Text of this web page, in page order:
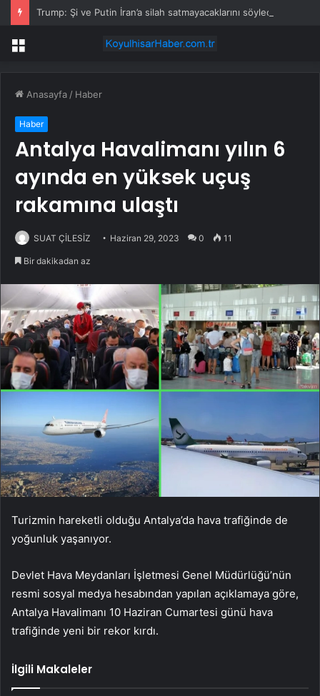
Trump: Şi ve Putin İran’a silah satmayacaklarını söyledi
Menü
Anasayfa / Haber
Haber
Antalya Havalimanı yılın 6
ayında en yüksek uçuş
rakamına ulaştı
SUAT ÇİLESİZ Haziran 29, 2023 0 11
Bir dakikadan az
Turizmin hareketli olduğu Antalya’da hava trafiğinde de
yoğunluk yaşanıyor.
Devlet Hava Meydanları İşletmesi Genel Müdürlüğü’nün
resmi sosyal medya hesabından yapılan açıklamaya göre,
Antalya Havalimanı 10 Haziran Cumartesi günü hava
trafiğinde yeni bir rekor kırdı.
İlgili Makaleler